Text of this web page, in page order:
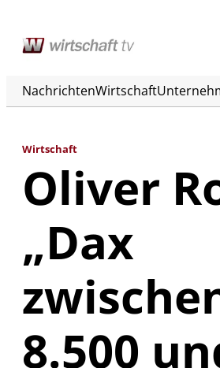
NachrichtenWirtschaft
Wirtschaft
Oliver
„Dax
8.500